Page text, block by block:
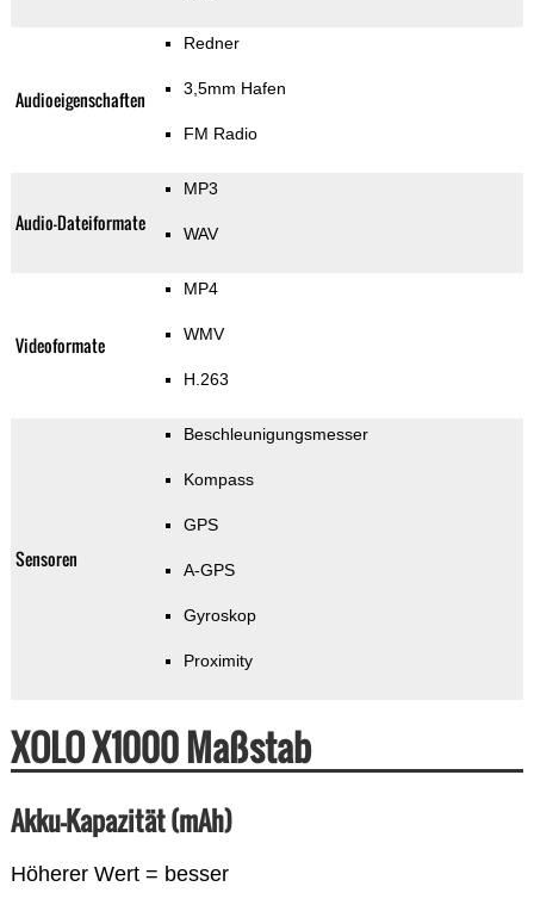
Audioeigenschaften
Redner
3,5mm Hafen
FM Radio
Audio-Dateiformate
MP3
WAV
Videoformate
MP4
WMV
H.263
Sensoren
Beschleunigungsmesser
Kompass
GPS
A-GPS
Gyroskop
Proximity
XOLO X1000 Maßstab
Akku-Kapazität (mAh)
Höherer Wert = besser